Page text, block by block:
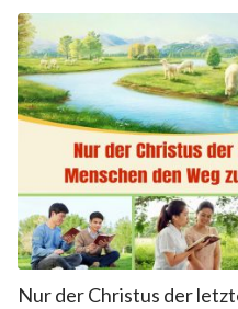
Nur der Christus der letzten